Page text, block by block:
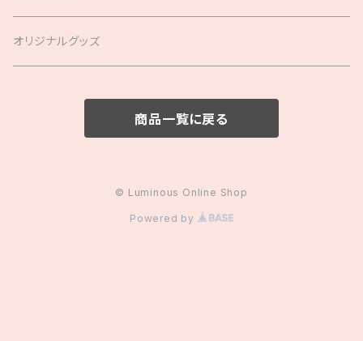
オリジナルグッズ
商品一覧に戻る
© Luminous Online Shop
Powered by